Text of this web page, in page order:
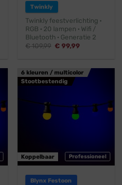
Twinkly
Twinkly feestverlichting ·
RGB · 20 lampen · Wifi /
Bluetooth · Generatie 2
€109,99 Oorspronkelijke
€ 99,99
6 kleuren / multicolor
Stootbestendig
Professioneel
Koppelbaar
Blynx Festoon